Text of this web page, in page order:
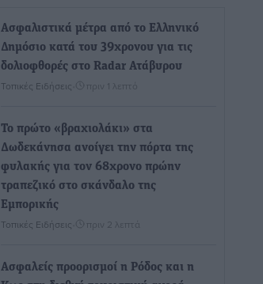
Ασφαλιστικά μέτρα από το Ελληνικό
Δημόσιο κατά του 39χρονου για τις
δολιοφθορές στο Radar Ατάβυρου
Τοπικές Ειδήσεις πριν 1 λεπτό
Το πρώτο «βραχιολάκι» στα
Δωδεκάνησα ανοίγει την πόρτα της
φυλακής για τον 68χρονο πρώην
τραπεζικό στο σκάνδαλο της
Εμπορικής
Τοπικές Ειδήσεις πριν 2 λεπτά
Ασφαλείς προορισμοί η Ρόδος και η